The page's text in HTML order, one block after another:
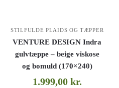
STILFULDE PLAIDS OG TÆPPER
VENTURE DESIGN Indra
gulvtæppe – beige viskose
og bomuld (170×240)
1.999,00 kr.